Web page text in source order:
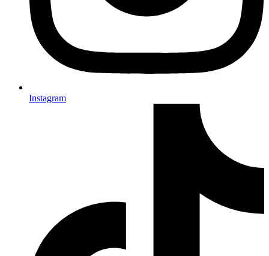
Instagram